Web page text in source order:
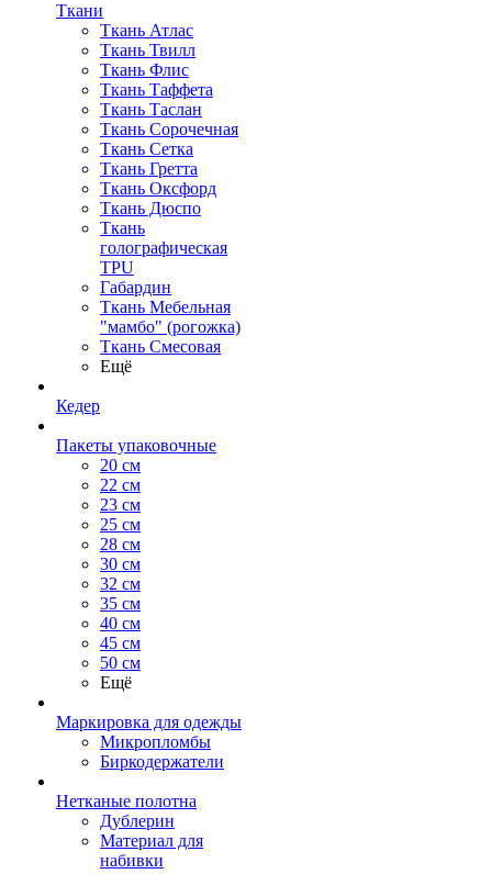
Ткани
Ткань Атлас
Ткань Твилл
Ткань Флис
Ткань Таффета
Ткань Таслан
Ткань Сорочечная
Ткань Сетка
Ткань Гретта
Ткань Оксфорд
Ткань Дюспо
Ткань
голографическая
TPU
Габардин
Ткань Мебельная
"мамбо" (рогожка)
Ткань Смесовая
Ещё
Кедер
Пакеты упаковочные
20 см
22 см
23 см
25 см
28 см
30 см
32 см
35 см
40 см
45 см
50 см
Ещё
Маркировка для одежды
Микропломбы
Биркодержатели
Нетканые полотна
Дублерин
Материал для
набивки